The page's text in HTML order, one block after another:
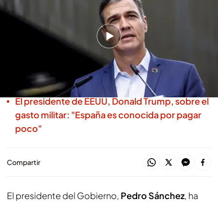
Redacción digital Noticias Cuatro Europa Press
22 JUN 2025 - 20:17h.
Sánchez dice que pasar del 2% al 5% "exigiría
gastar unos 350.000 millones de euros
adicionales" y subir "drásticamente" los
impuestos
El presidente de EEUU, Donald Trump, sobre el
gasto militar: "España es conocida por pagar
poco"
Compartir
El presidente del Gobierno, Pedro Sánchez, ha